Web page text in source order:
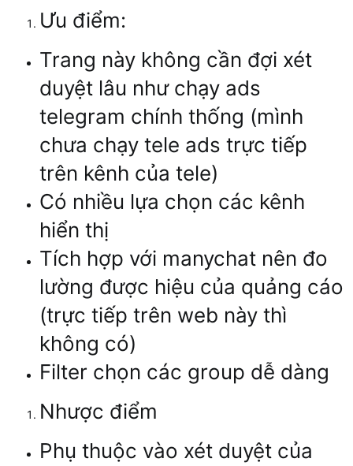
Ưu điểm:
Trang này không cần đợi xét
duyệt lâu như chạy ads
telegram chính thống (mình
chưa chạy tele ads trực tiếp
trên kênh của tele)
Có nhiều lựa chọn các kênh
hiển thị
Tích hợp với manychat nên đo
lường được hiệu của quảng cáo
(trực tiếp trên web này thì
không có)
Filter chọn các group dễ dàng
Nhược điểm
Phụ thuộc vào xét duyệt của